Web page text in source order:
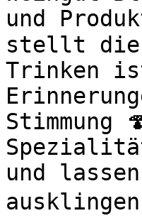
und
stellt die
Trinken
und